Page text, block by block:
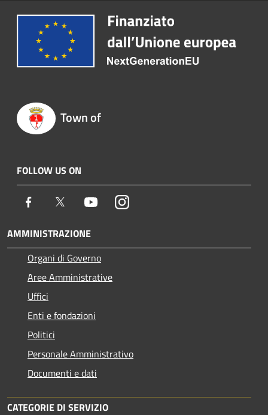
Town of
FOLLOW US ON
Facebook Twitter YoutubeInstagram
AMMINISTRAZIONE
Organi di Governo
Aree Amministrative
Uffici
Enti e fondazioni
Politici
Personale Amministrativo
Documenti e dati
CATEGORIE DI SERVIZIO